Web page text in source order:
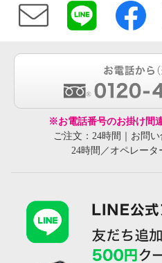
※お電話番号のお掛け間
ご注文：24時間｜お問
24時間／オペレータ